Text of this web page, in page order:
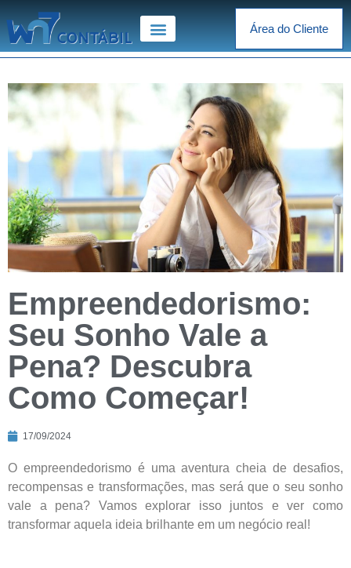
Área do Cliente
Empreendedorismo:
Seu Sonho Vale a
Pena? Descubra
Como Começar!
17/09/2024
O empreendedorismo é uma aventura cheia de desafios,
recompensas e transformações, mas será que o seu sonho
vale a pena? Vamos explorar isso juntos e ver como
transformar aquela ideia brilhante em um negócio real!